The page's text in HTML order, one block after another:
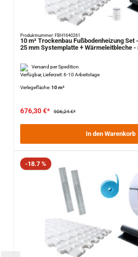
Produktnummer: FBH1640261
10 m² Trockenbau Fußbodenheizung Set
25 mm Systemplatte + Wärmeleitbleche
Versand per Spedition
Verfügbar, Lieferzeit: 6-10 Arbeitstage
Verlegefläche:10 m²
676,30 €* 906,24 €*
In den Warenkorb
Rabatt
-18.7 %